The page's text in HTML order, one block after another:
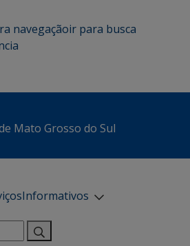
navegaçãoir para busca
Mato Grosso do Sul
Informativos